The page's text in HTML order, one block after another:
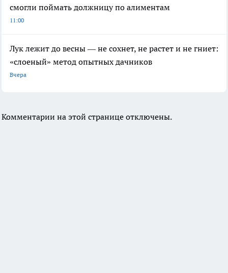
смогли поймать должницу по алиментам
11:00
Лук лежит до весны — не сохнет, не растет и не гниет:
«слоеный» метод опытных дачников
Вчера
Комментарии на этой странице отключены.